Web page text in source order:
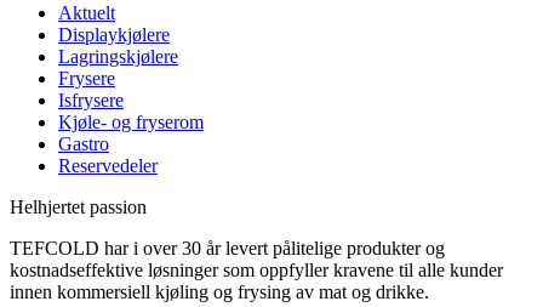
Aktuelt
Displaykjølere
Lagringskjølere
Frysere
Isfrysere
Kjøle- og fryserom
Gastro
Reservedeler
Helhjertet passion
TEFCOLD har i over 30 år levert pålitelige produkter og
kostnadseffektive løsninger som oppfyller kravene til alle kunder
innen kommersiell kjøling og frysing av mat og drikke.